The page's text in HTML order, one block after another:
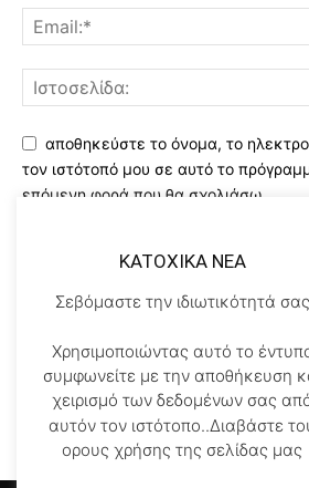
αποθηκεύστε το όνομα, το
τον ιστότοπό μου σε αυτό το
επόμενη φορά που θα σχολιάσω.
Χρησιμοποιώντας αυτό το έντυπο
αποθήκευση και χειρισμό των
τον ιστότοπο..Διαβάστε του ορους
μας*
KATOXIKA NEA
Σεβόμαστε την ιδιωτικότητά σας
Χρησιμοποιώντας αυτό το
συμφωνείτε με την αποθήκευση
χειρισμό των δεδομένων σας
αυτόν τον ιστότοπο..Διαβάστε
ορους χρήσης της σελίδας μας